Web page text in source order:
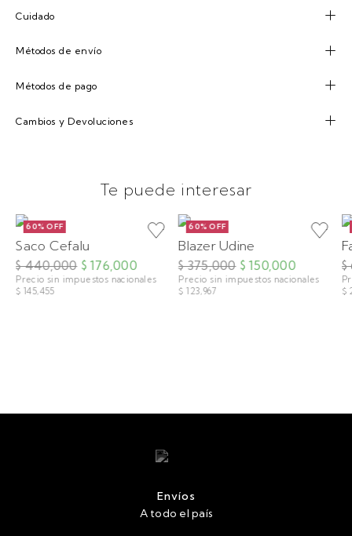
Cuidado
Métodos de envío
Métodos de pago
Cambios y Devoluciones
Te puede interesar
60% OFF
Saco Cefalu
$ 440,000 $ 176,000
Precio sin impuestos nacionales
$ 145,455
60% OFF
Blazer Udine
$ 375,000 $ 150,000
Precio sin impuestos nacionales
$ 123,967
$
$
Envíos
A todo el país